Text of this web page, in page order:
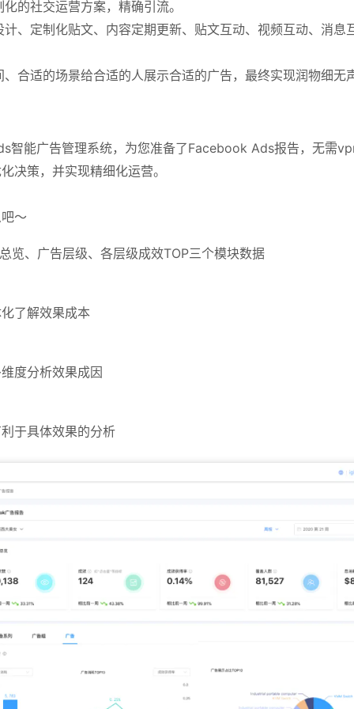
的社交运营方案，精确引流。
、定制化贴文、内容定期更新、贴文互动、视频互动、消息
合适的场景给合适的人展示合适的广告，最终实现润物细无
广告管理系统，为您准备了Facebook Ads报告，无需
决策，并实现精细化运营。
～
览、广告层级、各层级成效TOP三个模块数据
了解效果成本
度分析效果成因
于具体效果的分析